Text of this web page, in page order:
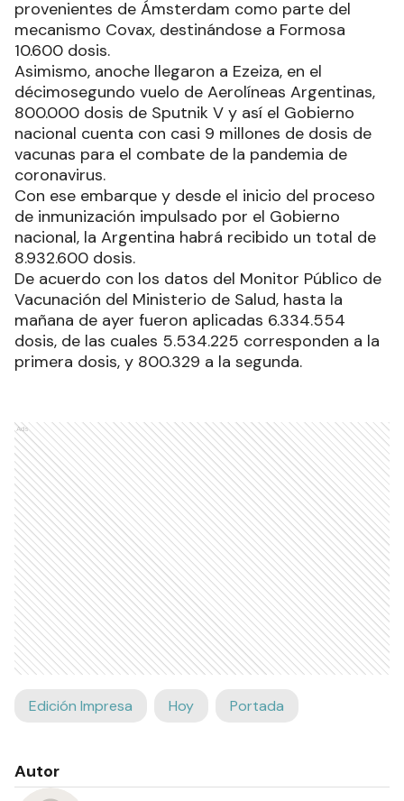
provenientes de Ámsterdam como parte del
mecanismo Covax, destinándose a Formosa
10.600 dosis.
Asimismo, anoche llegaron a Ezeiza, en el
décimosegundo vuelo de Aerolíneas Argentinas,
800.000 dosis de Sputnik V y así el Gobierno
nacional cuenta con casi 9 millones de dosis de
vacunas para el combate de la pandemia de
coronavirus.
Con ese embarque y desde el inicio del proceso
de inmunización impulsado por el Gobierno
nacional, la Argentina habrá recibido un total de
8.932.600 dosis.
De acuerdo con los datos del Monitor Público de
Vacunación del Ministerio de Salud, hasta la
mañana de ayer fueron aplicadas 6.334.554
dosis, de las cuales 5.534.225 corresponden a la
primera dosis, y 800.329 a la segunda.
Ads
Edición Impresa Hoy Portada
Autor